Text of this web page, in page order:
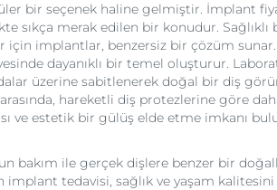
bir seçenek haline gelmiştir. İmplant
sıkça merak edilen bir konudur. Sağlıklı
için implantlar, benzersiz bir çözüm
dayanıklı bir temel oluşturur.
üzerine sabitlenerek doğal bir diş
hareketli diş protezlerine göre
ve estetik bir gülüş elde etme imkanı
bakım ile gerçek dişlere benzer bir
implant tedavisi, sağlık ve yaşam